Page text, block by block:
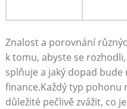
Znalost a porovnání
k tomu, abyste se
splňuje a​ jaký dopad
​finance.Každý typ pohonu
důležité pečlivě zvážit,‍ co